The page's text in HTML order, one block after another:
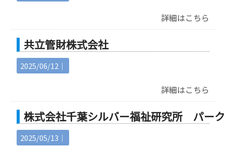
詳細はこちら
共立管財株式会社
2025/06/12｜
詳細はこちら
株式会社千葉シルバー福祉研究所 パー
2025/05/13｜